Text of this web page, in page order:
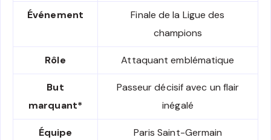
Événement
Finale de la Ligue des
champions
Rôle Attaquant emblématique
But
marquant*
Passeur décisif avec un flair
inégalé
Équipe
Paris Saint-Germain